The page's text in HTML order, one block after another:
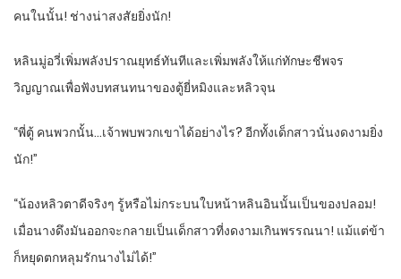
คนในนั้น! ช่างน่าสงสัยยิ่งนัก!
หลินมู่อวี่เพิ่มพลังปราณยุทธ์ทันทีและเพิ่มพลังให้แก่ทักษะชีพจร
วิญญาณเพื่อฟังบทสนทนาของตู้ยี่หมิงและหลิวจุน
“พี่ตู้ คนพวกนั้น…เจ้าพบพวกเขาได้อย่างไร? อีกทั้งเด็กสาวนั่นงดงามยิ่ง
นัก!”
“น้องหลิวตาดีจริงๆ รู้หรือไม่กระบนใบหน้าหลินอินนั้นเป็นของปลอม!
เมื่อนางดึงมันออกจะกลายเป็นเด็กสาวที่งดงามเกินพรรณนา! แม้แต่ข้า
ก็หยุดตกหลุมรักนางไม่ได้!”